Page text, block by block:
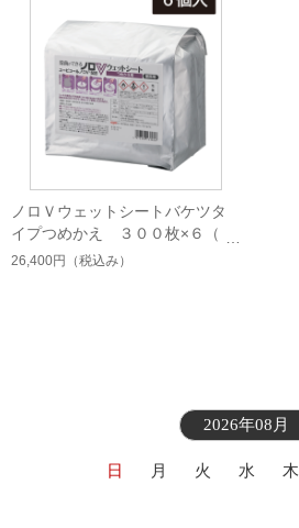
ノロＶウェットシートバケツタ
イプつめかえ ３００枚×６（Ｎ
２０２）
26,400円 （税込み）
2026年08月
日 月 火 水 木